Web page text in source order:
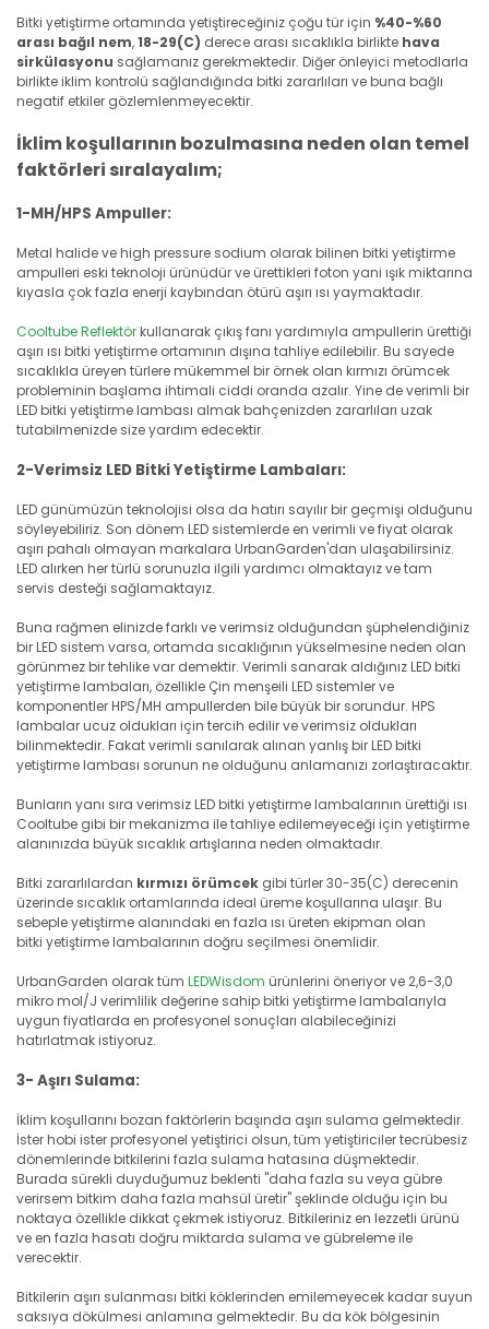
Bitki yetiştirme ortamında yetiştireceğiniz çoğu tür için %40-%60
arası bağıl nem,18-29(C) derece arası sıcaklıkla birlikte hava
sirkülasyonu sağlamanız gerekmektedir. Diğer önleyici metodlarla
birlikte iklim kontrolü sağlandığında bitki zararlıları ve buna bağlı
negatif etkiler gözlemlenmeyecektir.
İklim koşullarının bozulmasına neden olan temel
faktörleri sıralayalım;
1-MH/HPS Ampuller:
Metal halide ve high pressure sodium olarak bilinen bitki yetiştirme
ampulleri eski teknoloji ürünüdür ve ürettikleri foton yani ışık miktarına
kıyasla çok fazla enerji kaybından ötürü aşırı ısı yaymaktadır.
Cooltube Reflektörkullanarak çıkış fanı yardımıyla ampullerin ürettiği
aşırı ısı bitki yetiştirme ortamının dışına tahliye edilebilir. Bu sayede
sıcaklıkla üreyen türlere mükemmel bir örnek olan kırmızı örümcek
probleminin başlama ihtimali ciddi oranda azalır. Yine de verimli bir
LED bitki yetiştirme lambası almak bahçenizden zararlıları uzak
tutabilmenizde size yardım edecektir.
2-Verimsiz LED Bitki Yetiştirme Lambaları:
LED günümüzün teknolojisi olsa da hatırı sayılır bir geçmişi olduğunu
söyleyebiliriz. Son dönem LED sistemlerde en verimli ve fiyat olarak
aşırı pahalı olmayan markalara UrbanGarden'dan ulaşabilirsiniz.
LED alırken her türlü sorunuzla ilgili yardımcı olmaktayız ve tam
servis desteği sağlamaktayız.
Buna rağmen elinizde farklı ve verimsiz olduğundan şüphelendiğiniz
bir LED sistem varsa, ortamda sıcaklığının yükselmesine neden olan
görünmez bir tehlike var demektir. Verimli sanarak aldığınız LED bitki
yetiştirme lambaları, özellikle Çin menşeili LED sistemler ve
komponentler HPS/MH ampullerden bile büyük bir sorundur. HPS
lambalar ucuz oldukları için tercih edilir ve verimsiz oldukları
bilinmektedir. Fakat verimli sanılarak alınan yanlış bir LED bitki
yetiştirme lambası sorunun ne olduğunu anlamanızı zorlaştıracaktır.
Bunların yanı sıra verimsiz LED bitki yetiştirme lambalarının ürettiği ısı
Cooltube gibi bir mekanizma ile tahliye edilemeyeceği için yetiştirme
alanınızda büyük sıcaklık artışlarına neden olmaktadır.
Bitki zararlılardan kırmızı örümcek gibi türler 30-35(C) derecenin
üzerinde sıcaklık ortamlarında ideal üreme koşullarına ulaşır. Bu
sebeple yetiştirme alanındaki en fazla ısı üreten ekipman olan
bitki yetiştirme lambalarının doğru seçilmesi önemlidir.
UrbanGarden olarak tüm LEDWisdom ürünlerini öneriyor ve 2,6-3,0
mikro mol/J verimlilik değerine sahip bitki yetiştirme lambalarıyla
uygun fiyatlarda en profesyonel sonuçları alabileceğinizi
hatırlatmak istiyoruz.
3- Aşırı Sulama:
İklim koşullarını bozan faktörlerin başında aşırı sulama gelmektedir.
İster hobi ister profesyonel yetiştirici olsun, tüm yetiştiriciler tecrübesiz
dönemlerinde bitkilerini fazla sulama hatasına düşmektedir.
Burada sürekli duyduğumuz beklenti "daha fazla su veya gübre
verirsem bitkim daha fazla mahsül üretir" şeklinde olduğu için bu
noktaya özellikle dikkat çekmek istiyoruz. Bitkileriniz en lezzetli ürünü
ve en fazla hasatı doğru miktarda sulama ve gübreleme ile
verecektir.
Bitkilerin aşırı sulanması bitki köklerinden emilemeyecek kadar suyun
saksıya dökülmesi anlamına gelmektedir. Bu da kök bölgesinin